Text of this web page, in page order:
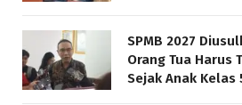
SPMB 2027
Orang Tua Harus
Sejak Anak Kelas